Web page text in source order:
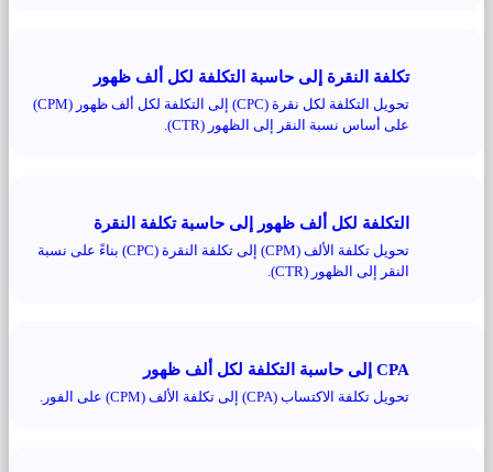
تكلفة النقرة إلى حاسبة التكلفة لكل ألف ظهور
تحويل التكلفة لكل نقرة (CPC) إلى التكلفة لكل ألف ظهور (CPM)
على أساس نسبة النقر إلى الظهور (CTR).
التكلفة لكل ألف ظهور إلى حاسبة تكلفة النقرة
تحويل تكلفة الألف (CPM) إلى تكلفة النقرة (CPC) بناءً على نسبة
النقر إلى الظهور (CTR).
CPA إلى حاسبة التكلفة لكل ألف ظهور
تحويل تكلفة الاكتساب (CPA) إلى تكلفة الألف (CPM) على الفور.